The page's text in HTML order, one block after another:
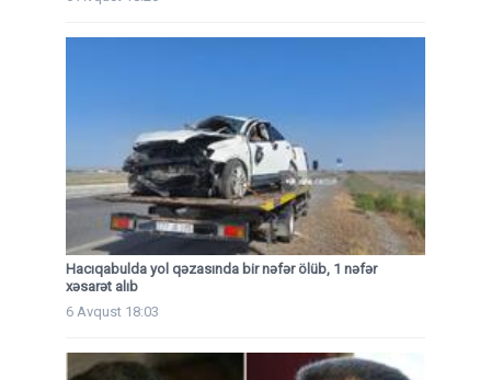
Hacıqabulda yol qəzasında bir nəfər ölüb, 1 nəfər
xəsarət alıb
6 Avqust 18:03